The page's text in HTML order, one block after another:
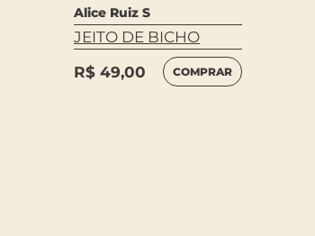
Alice Ruiz S
JEITO DE BICHO
R$ 49,00 COMPRAR